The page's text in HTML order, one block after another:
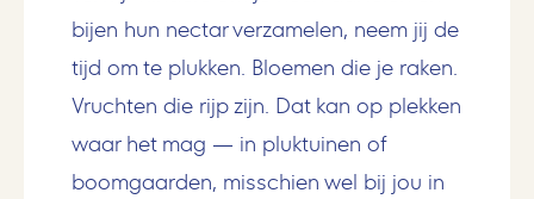
bijen hun nectar verzamelen, neem jij de
tijd om te plukken. Bloemen die je raken.
Vruchten die rijp zijn. Dat kan op plekken
waar het mag — in pluktuinen of
boomgaarden, misschien wel bij jou in